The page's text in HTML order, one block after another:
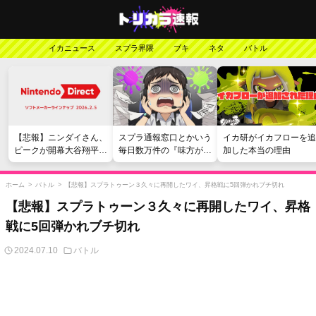
イカニュース スプラ界隈 ブキ ネタ バトル
【悲報】ニンダイさん、
ピークが開幕大谷翔平の
がっかりダイレクトだっ
たと言われてしまう
スプラ通報窓口とかいう
毎日数万件の『味方が弱
い』愚痴を読まされる苦
行
イカ研がイカフローを追
加した本当の理由
ホーム > バトル > 【悲報】スプラトゥーン３久々に再開したワイ、昇格戦に5回弾かれブチ切れ
【悲報】スプラトゥーン３久々に再開したワイ、昇格
戦に5回弾かれブチ切れ
2024.07.10 バトル